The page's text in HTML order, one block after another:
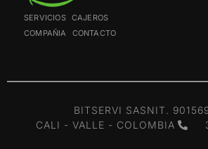
SERVICIOS CAJEROS
COMPAÑIA
CONTACTO
BITSERVI SASNIT.
CALI - VALLE - COLOMBIA